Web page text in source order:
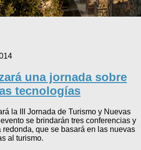
una jornada sobre
tecnologías
la III Jornada de Turismo y Nuevas
se brindarán tres conferencias y
redonda, que se basará en las nuevas
al turismo.